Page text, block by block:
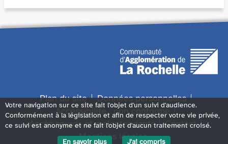
Plan du site
Données personnelles
Accessibilité : non conforme
Accès sourds et malentendants
Contact
Mentions légales
Votre navigation sur ce site fait l'objet d'un suivi d'audience.
Conformément à la législation et afin de respecter votre vie privée,
ce suivi est anonyme et ne fait l'objet d'aucun traitement croisé.
En savoir plus
J'ai compris